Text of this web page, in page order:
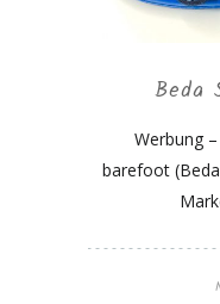
Beda
Werbung
barefoot